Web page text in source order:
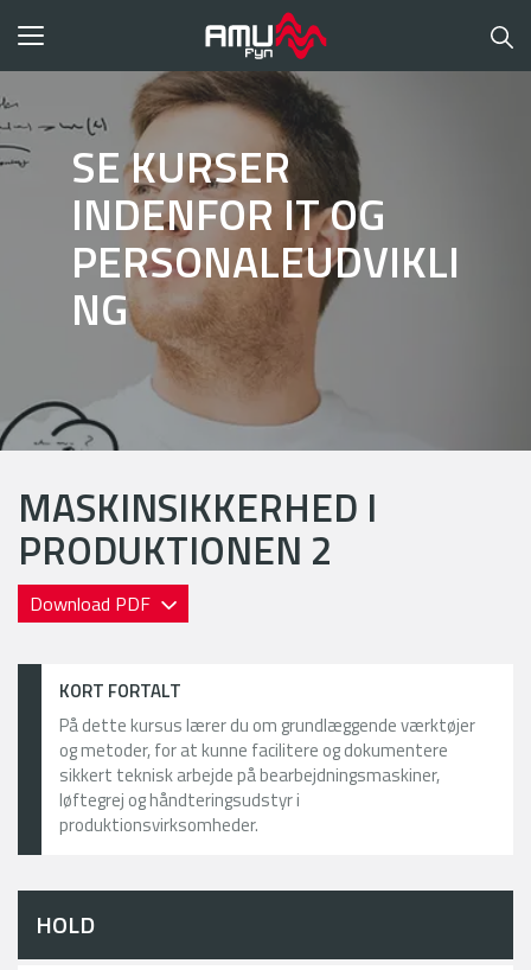
Toggle
SE KURSER
INDENFOR IT OG
PERSONALEUDVIKLI
NG
MASKINSIKKERHED I
PRODUKTIONEN 2
Download PDF
KORT FORTALT
På dette kursus lærer du om grundlæggende værktøjer
og metoder, for at kunne facilitere og dokumentere
sikkert teknisk arbejde på bearbejdningsmaskiner,
løftegrej og håndteringsudstyr i
produktionsvirksomheder.
HOLD